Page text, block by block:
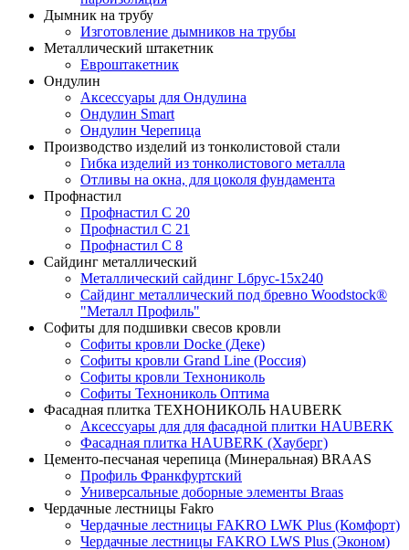
Дымник на трубу
Изготовление дымников на трубы
Металлический штакетник
Евроштакетник
Ондулин
Аксессуары для Ондулина
Ондулин Smart
Ондулин Черепица
Производство изделий из тонколистовой стали
Гибка изделий из тонколистового металла
Отливы на окна, для цоколя фундамента
Профнастил
Профнастил С 20
Профнастил С 21
Профнастил С 8
Сайдинг металлический
Металлический сайдинг Lбрус-15х240
Сайдинг металлический под бревно Woodstock®
"Металл Профиль"
Софиты для подшивки свесов кровли
Софиты кровли Docke (Деке)
Софиты кровли Grand Line (Россия)
Софиты кровли Технониколь
Софиты Технониколь Оптима
Фасадная плитка ТЕХНОНИКОЛЬ HAUBERK
Аксессуары для для фасадной плитки HAUBERK
Фасадная плитка HAUBERK (Хауберг)
Цементо-песчаная черепица (Минеральная) BRAAS
Профиль Франкфуртский
Универсальные доборные элементы Braas
Чердачные лестницы Fakro
Чердачные лестницы FAKRO LWK Plus (Комфорт)
Чердачные лестницы FAKRO LWS Plus (Эконом)